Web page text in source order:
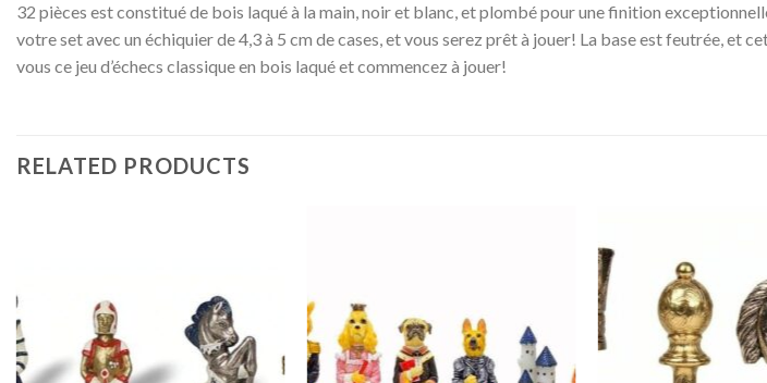
32 pièces est constitué de bois laqué à la main, noir et blanc, et plombé pour une finition
votre set avec un échiquier de 4,3 à 5 cm de cases, et vous serez prêt à jouer! La base est feutrée, et
vous ce jeu d’échecs classique en bois laqué et commencez à jouer!
RELATED PRODUCTS